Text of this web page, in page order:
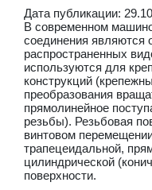
Дата публикации:
В современном
соединения являются
распространенных
используются для
конструкций
преобразования
прямолинейное
резьбы). Резьбовая
винтовом
трапецеидальной,
цилиндрической
поверхности.